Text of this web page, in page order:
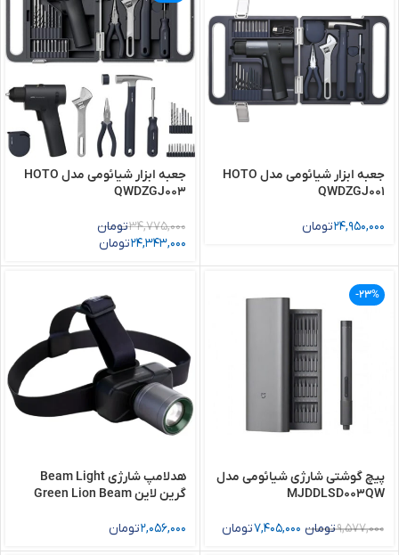
جعبه ابزار شیائومی مدل HOTO
QWDZGJ001
24,950,000تومان
جعبه ابزار شیائومی مدل HOTO
QWDZGJ003
34,775,000تومان
24,343,000تومان
-23%
پیچ گوشتی شارژی شیائومی مدل
MJDDLSD003QW
9,577,000تومان 7,405,000تومان
هدلامپ شارژی Beam Light
گرین لاین Green Lion Beam
2,056,000تومان